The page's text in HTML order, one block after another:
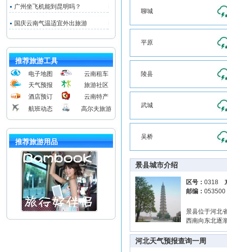
广州坐飞机能到昆明吗？
国庆云南气温适宜外出旅游
推荐旅游工具
电子地图
云南租车
天气预报
旅游社区
酒店预订
云南特产
航班动态
高尔夫旅游
推荐旅游用品
聊城
平原
陵县
武城
吴桥
景县城市介绍
区号： 0318
邮编：
景县位于河北
西南向东北逐
河北天气预报查询一周